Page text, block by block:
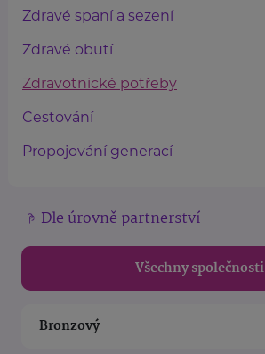
Zdravé spaní a sezení
Zdravé obutí
Zdravotnické potřeby
Cestování
Propojování generací
Dle úrovně partnerství
Všechny společnosti
Bronzový